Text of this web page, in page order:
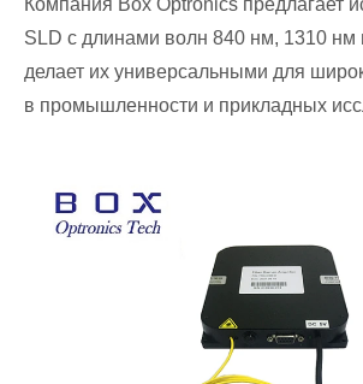
Компания Box Optronics предлагает
SLD с длинами волн 840 нм, 1310 нм
делает их универсальными для
в промышленности и прикладных